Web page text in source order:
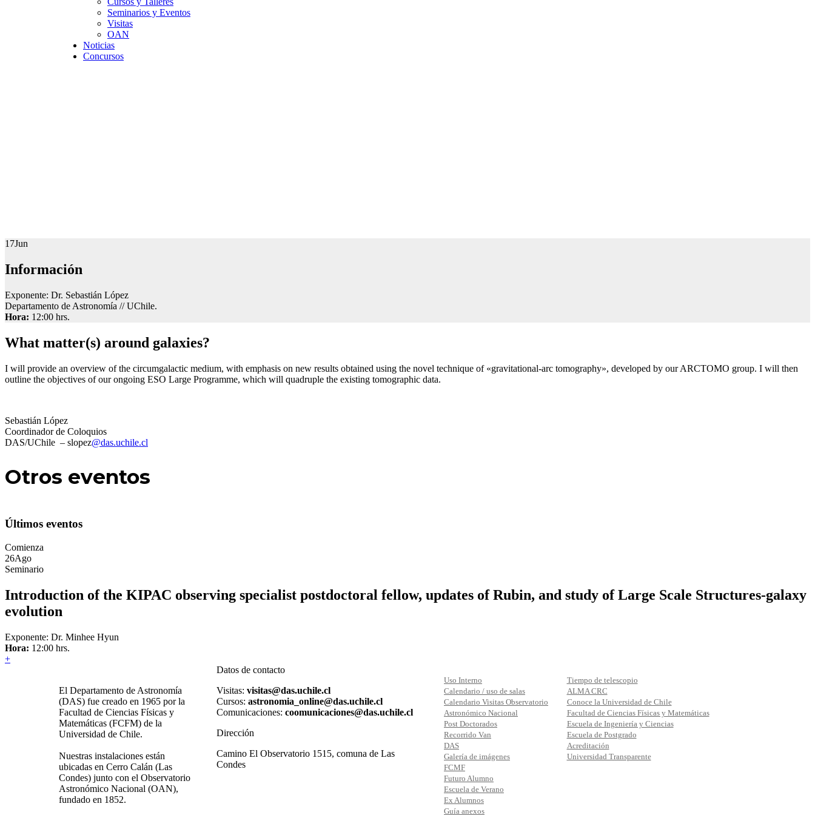
Seminarios y Eventos
Visitas
OAN
Noticias
Concursos
17Jun
Información
Exponente: Dr. Sebastián López
Departamento de Astronomía // UChile.
Hora: 12:00 hrs.
What matter(s) around galaxies?
I will provide an overview of the circumgalactic medium, with emphasis on new results obtained using the novel technique of «gravitational-arc tomography», developed by our ARCTOMO group. I will then
outline the objectives of our ongoing ESO Large Programme, which will quadruple the existing tomographic data.
Sebastián López
Coordinador de Coloquios
DAS/UChile – slopez@das.uchile.cl
Otros eventos
Últimos eventos
Comienza
26Ago
Seminario
Introduction of the KIPAC observing specialist postdoctoral fellow, updates of Rubin, and study of Large Scale Structures-galaxy
evolution
Exponente: Dr. Minhee Hyun
Hora: 12:00 hrs.
+
El Departamento de Astronomía
(DAS) fue creado en 1965 por la
Facultad de Ciencias Físicas y
Matemáticas (FCFM) de la
Universidad de Chile.
Nuestras instalaciones están
ubicadas en Cerro Calán (Las
Condes) junto con el Observatorio
Astronómico Nacional (OAN),
fundado en 1852.
Datos de contacto
Visitas: visitas@das.uchile.cl
Cursos: astronomia_online@das.uchile.cl
Comunicaciones: coomunicaciones@das.uchile.cl
Dirección
Camino El Observatorio 1515, comuna de Las
Condes
Uso Interno
Calendario / uso de salas
Calendario Visitas Observatorio
Astronómico Nacional
Post Doctorados
Recorrido Van
DAS
Galería de imágenes
FCMF
Futuro Alumno
Escuela de Verano
Ex Alumnos
Guía anexos
Tiempo de telescopio
ALMA CRC
Conoce la Universidad de Chile
Facultad de Ciencias Físicas y Matemáticas
Escuela de Ingeniería y Ciencias
Escuela de Postgrado
Acreditación
Universidad Transparente